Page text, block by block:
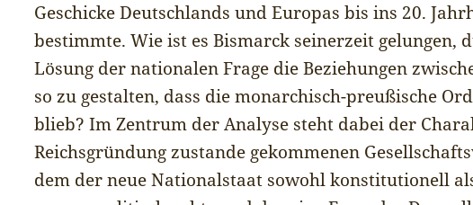
Geschicke Deutschlands und Europas bis ins 20.
bestimmte. Wie ist es Bismarck seinerzeit gelungen,
Lösung der nationalen Frage die Beziehungen
so zu gestalten, dass die monarchisch-preußische
blieb? Im Zentrum der Analyse steht dabei der
Reichsgründung zustande gekommenen
dem der neue Nationalstaat sowohl konstitutionell